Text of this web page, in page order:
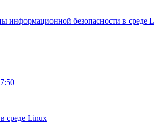
информационной безопасности в среде
среде Linux